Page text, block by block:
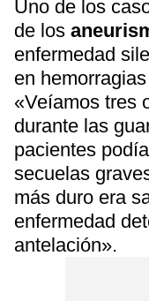
Uno de los
de los
enfermedad
en
«Veíamos tres
durante las
pacientes
secuelas
más duro era
enfermedad
antelación».